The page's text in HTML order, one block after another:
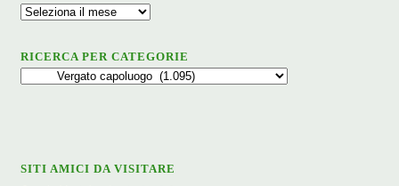
Archivio
RICERCA PER CATEGORIE
Ricerca
SITI AMICI DA VISITARE